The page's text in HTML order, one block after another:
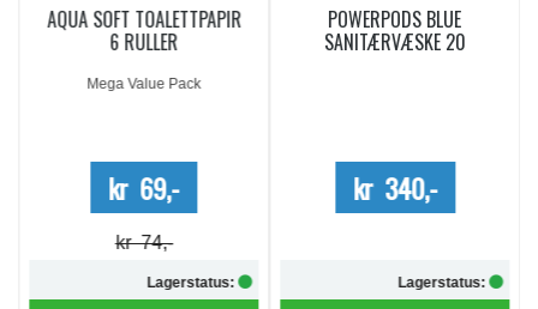
AQUA SOFT TOALETTPAPIR
6 RULLER
Mega Value Pack
kr 69,-
kr 74,-
Lagerstatus:
POWERPODS BLUE
SANITÆRVÆSKE 20
kr 340,-
Lagerstatus: